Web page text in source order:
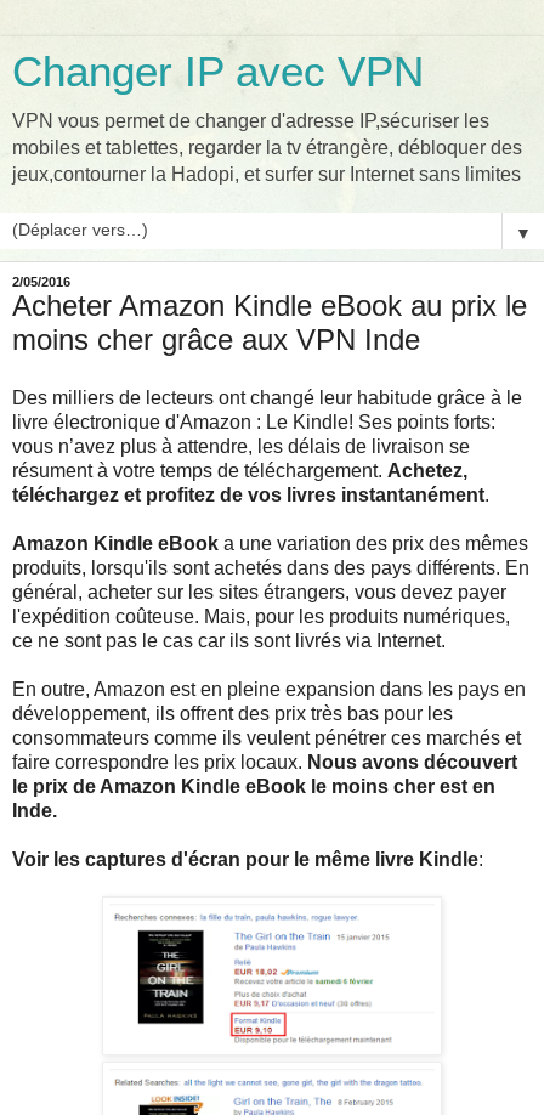
Changer IP avec VPN
VPN vous permet de changer d'adresse IP,sécuriser les
mobiles et tablettes, regarder la tv étrangère, débloquer des
jeux,contourner la Hadopi, et surfer sur Internet sans limites
▼
2/05/2016
Acheter Amazon Kindle eBook au prix le
moins cher grâce aux VPN Inde
Des milliers de lecteurs ont changé leur habitude grâce à le
livre électronique d'Amazon : Le Kindle! Ses points forts:
vous n’avez plus à attendre, les délais de livraison se
résument à votre temps de téléchargement. Achetez,
téléchargez et profitez de vos livres instantanément.
Amazon Kindle eBook a une variation des prix des mêmes
produits, lorsqu'ils sont achetés dans des pays différents. En
général, acheter sur les sites étrangers, vous devez payer
l'expédition coûteuse. Mais, pour les produits numériques,
ce ne sont pas le cas car ils sont livrés via Internet.
En outre, Amazon est en pleine expansion dans les pays en
développement, ils offrent des prix très bas pour les
consommateurs comme ils veulent pénétrer ces marchés et
faire correspondre les prix locaux. Nous avons découvert
le prix de Amazon Kindle eBook le moins cher est en
Inde.
Voir les captures d'écran pour le même livre Kindle: